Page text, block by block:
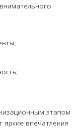
этапом
яркие впечатления